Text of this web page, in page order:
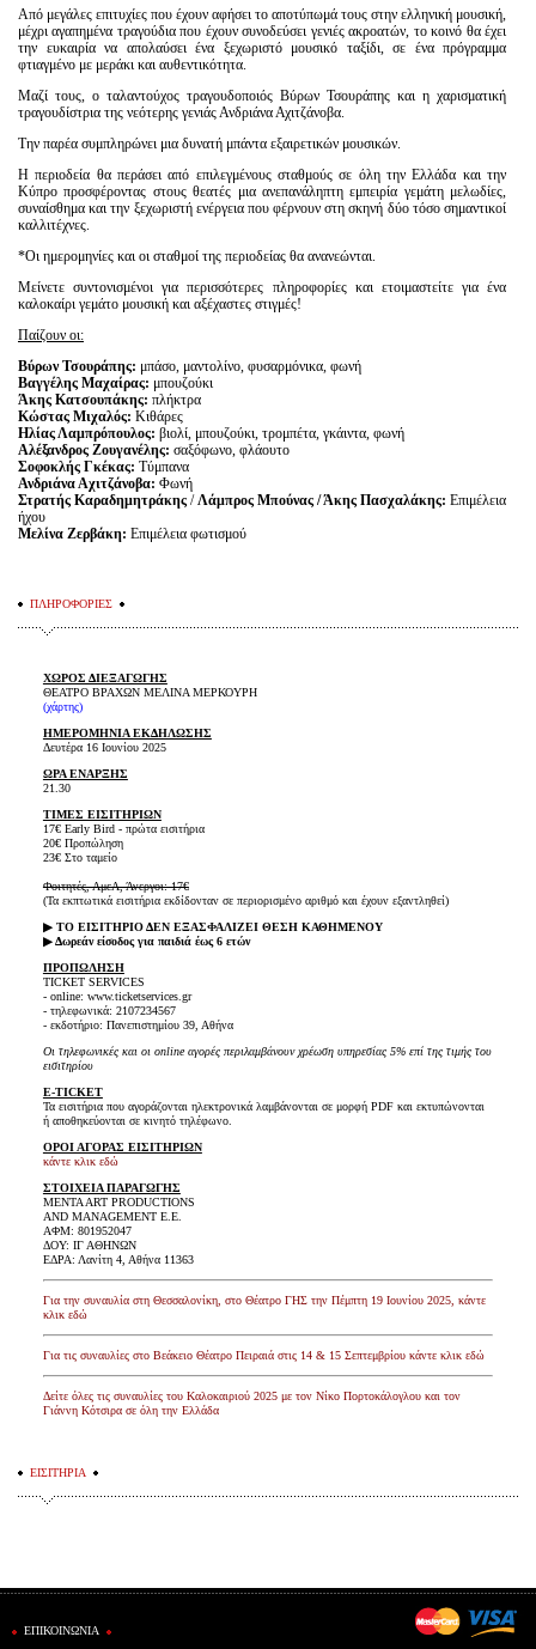
Από μεγάλες επιτυχίες που έχουν αφήσει το αποτύπωμά τους στην ελληνική μουσική,
μέχρι αγαπημένα τραγούδια που έχουν συνοδεύσει γενιές ακροατών, το κοινό θα έχει
την ευκαιρία να απολαύσει ένα ξεχωριστό μουσικό ταξίδι, σε ένα πρόγραμμα
φτιαγμένο με μεράκι και αυθεντικότητα.
Μαζί τους, ο ταλαντούχος τραγουδοποιός Βύρων Τσουράπης και η χαρισματική
τραγουδίστρια της νεότερης γενιάς Ανδριάνα Αχιτζάνοβα.
Την παρέα συμπληρώνει μια δυνατή μπάντα εξαιρετικών μουσικών.
Η περιοδεία θα περάσει από επιλεγμένους σταθμούς σε όλη την Ελλάδα και την
Κύπρο προσφέροντας στους θεατές μια ανεπανάληπτη εμπειρία γεμάτη μελωδίες,
συναίσθημα και την ξεχωριστή ενέργεια που φέρνουν στη σκηνή δύο τόσο σημαντικοί
καλλιτέχνες.
*Οι ημερομηνίες και οι σταθμοί της περιοδείας θα ανανεώνται.
Μείνετε συντονισμένοι για περισσότερες πληροφορίες και ετοιμαστείτε για ένα
καλοκαίρι γεμάτο μουσική και αξέχαστες στιγμές!
Παίζουν οι:
Βύρων Τσουράπης: μπάσο, μαντολίνο, φυσαρμόνικα, φωνή
Βαγγέλης Μαχαίρας: μπουζούκι
Άκης Κατσουπάκης: πλήκτρα
Κώστας Μιχαλός: Κιθάρες
Ηλίας Λαμπρόπουλος: βιολί, μπουζούκι, τρομπέτα, γκάιντα, φωνή
Αλέξανδρος Ζουγανέλης: σαξόφωνο, φλάουτο
Σοφοκλής Γκέκας: Τύμπανα
Ανδριάνα Αχιτζάνοβα: Φωνή
Στρατής Καραδημητράκης /Λάμπρος Μπούνας / Άκης Πασχαλάκης: Επιμέλεια
ήχου
Μελίνα Ζερβάκη: Επιμέλεια φωτισμού
ΠΛΗΡΟΦΟΡΙΕΣ
ΧΩΡΟΣ ΔΙΕΞΑΓΩΓΗΣ
ΘΕΑΤΡΟ ΒΡΑΧΩΝ ΜΕΛΙΝΑ ΜΕΡΚΟΥΡΗ
(χάρτης)
ΗΜΕΡΟΜΗΝΙΑ ΕΚΔΗΛΩΣΗΣ
Δευτέρα 16 Ιουνίου 2025
ΩΡΑ ΕΝΑΡΞΗΣ
21.30
ΤΙΜΕΣ ΕΙΣΙΤΗΡΙΩΝ
17€ Early Bird - πρώτα εισιτήρια
20€ Προπώληση
23€ Στο ταμείο
Φοιτητές, ΑμεΑ, Άνεργοι: 17€
(Τα εκπτωτικά εισιτήρια εκδίδονταν σε περιορισμένο αριθμό και έχουν εξαντληθεί)
▶ ΤΟ ΕΙΣΙΤΗΡΙΟ ΔΕΝ ΕΞΑΣΦΑΛΙΖΕΙ ΘΕΣΗ ΚΑΘΗΜΕΝΟΥ
▶ Δωρεάν είσοδος για παιδιά έως 6 ετών
ΠΡΟΠΩΛΗΣΗ
TICKET SERVICES
- online: www.ticketservices.gr
- τηλεφωνικά: 2107234567
- εκδοτήριο: Πανεπιστημίου 39, Αθήνα
Οι τηλεφωνικές και οι online αγορές περιλαμβάνουν χρέωση υπηρεσίας 5% επί της τιμής του
εισιτηρίου
E-TICKET
Τα εισιτήρια που αγοράζονται ηλεκτρονικά λαμβάνονται σε μορφή PDF και εκτυπώνονται
ή αποθηκεύονται σε κινητό τηλέφωνο.
ΟΡΟΙ ΑΓΟΡΑΣ ΕΙΣΙΤΗΡΙΩΝ
κάντε κλικ εδώ
ΣΤΟΙΧΕΙΑ ΠΑΡΑΓΩΓΗΣ
MENTA ART PRODUCTIONS
AND MANAGEMENT Ε.Ε.
ΑΦΜ: 801952047
ΔΟΥ: ΙΓ ΑΘΗΝΩΝ
ΕΔΡΑ: Λανίτη 4, Αθήνα 11363
Για την συναυλία στη Θεσσαλονίκη, στο Θέατρο ΓΗΣ την Πέμπτη 19 Ιουνίου 2025, κάντε
κλικ εδώ
Για τις συναυλίες στο Βεάκειο Θέατρο Πειραιά στις 14 & 15 Σεπτεμβρίου κάντε κλικ εδώ
Δείτε όλες τις συναυλίες του Καλοκαιριού 2025 με τον Νίκο Πορτοκάλογλου και τον
Γιάννη Κότσιρα σε όλη την Ελλάδα
ΕΙΣΙΤΗΡΙΑ
ΕΠΙΚΟΙΝΩΝΙΑ